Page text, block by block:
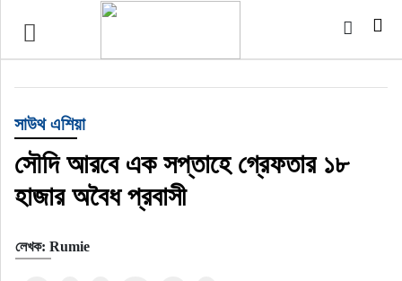
টপ নিউজ
ইন্টারন্যাশনাল
সিলেট বিভাগ
স্পোর্টস
সাউথ এশিয়া
সৌদি আরবে এক সপ্তাহে গ্রেফতার ১৮
হাজার অবৈধ প্রবাসী
লেখক: Rumie